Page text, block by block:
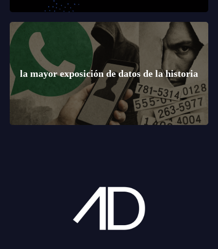
la mayor exposición de datos de la historia